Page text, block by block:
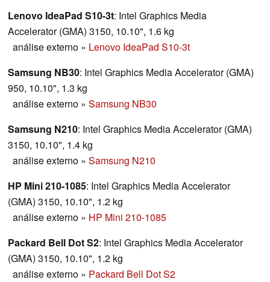
Lenovo IdeaPad S10-3t: Intel Graphics Media
Accelerator (GMA) 3150, 10.10", 1.6 kg
análise externo » Lenovo IdeaPad S10-3t
Samsung NB30: Intel Graphics Media Accelerator (GMA)
950, 10.10", 1.3 kg
análise externo » Samsung NB30
Samsung N210: Intel Graphics Media Accelerator (GMA)
3150, 10.10", 1.4 kg
análise externo » Samsung N210
HP Mini 210-1085: Intel Graphics Media Accelerator
(GMA) 3150, 10.10", 1.2 kg
análise externo » HP Mini 210-1085
Packard Bell Dot S2: Intel Graphics Media Accelerator
(GMA) 3150, 10.10", 1.2 kg
análise externo » Packard Bell Dot S2